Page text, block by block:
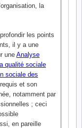
la
les points
il y a une
une Analyse
qualité sociale
sociale des
et son
notamment par
; ceci
en pareille